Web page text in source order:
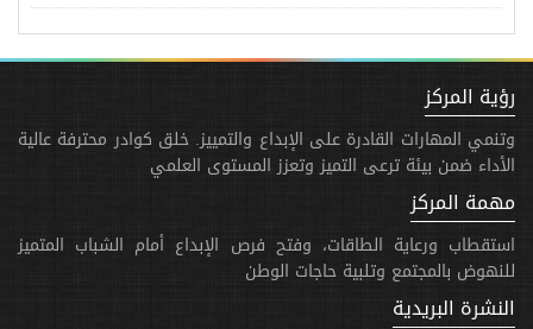
رؤية المركز
وتنمي المهارات القادرة على الإبداع والتمييز. خلق كوادر محترفة عالية
الأداء ضمن بيئة ترعى التميز وتعزز المستوى العلمي
مهمة المركز
استقطاب ورعاية الطاقات، وفتح فرص الإبداع أمام الشباب المتميز
للنهوض بالمجتمع وتلبية حاجات الوطن
النشرة البريدية